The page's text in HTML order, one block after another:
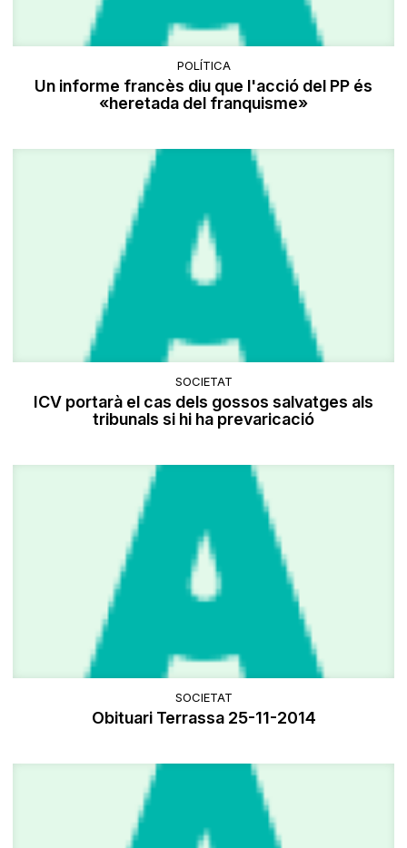
POLÍTICA
Un informe francès diu que l'acció del PP és
«heretada del franquisme»
SOCIETAT
ICV portarà el cas dels gossos salvatges als
tribunals si hi ha prevaricació
SOCIETAT
Obituari Terrassa 25-11-2014